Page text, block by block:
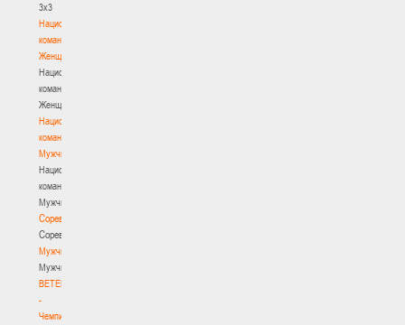
3х3
Национальная
команда.
Женщины
Национальная
команда.
Женщины
Национальная
команда.
Мужчины
Национальная
команда.
Мужчины
Соревнования
Соревнования
Мужчины
Мужчины
BETERA
-
Чемпионат